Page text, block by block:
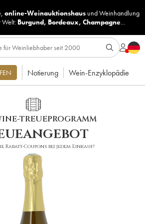
online-Weinauktionshaus undWeinhandlung
Welt: Burgund, Bordeaux, Champagne...
Notierung Wein-Enzyklopädie
TREUEPROGRAMM
Rabatt-Coupons bei jedem Einkauf!